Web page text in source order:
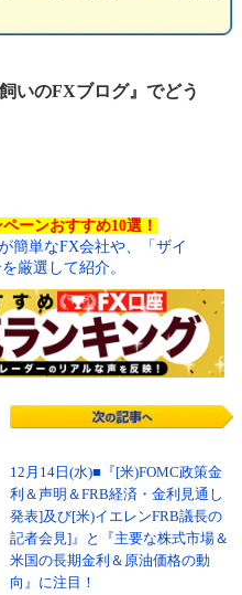
いのFXブログ』でどう
ーンおすすめ10選！
簡単なFX会社や、「ザイ
厳選して紹介。
12月14日(水)■『[米)FOMC政策金
利＆声明＆FRB経済・金利見通し
発表]及び[米)イエレンFRB議長の
記者会見]』と『主要な株式市場＆
米国の長期金利＆原油価格の動
向』に注目！